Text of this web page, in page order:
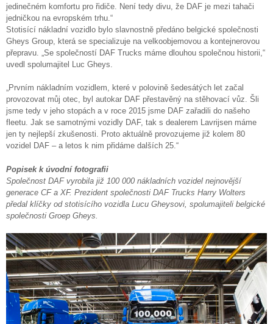
jedinečném komfortu pro řidiče. Není tedy divu, že DAF je mezi tahači
jedničkou na evropském trhu.“
Stotisící nákladní vozidlo bylo slavnostně předáno belgické společnosti
Gheys Group, která se specializuje na velkoobjemovou a kontejnerovou
přepravu. „Se společností DAF Trucks máme dlouhou společnou historii,“
uvedl spolumajitel Luc Gheys.
„Prvním nákladním vozidlem, které v polovině šedesátých let začal
provozovat můj otec, byl autokar DAF přestavěný na stěhovací vůz. Šli
jsme tedy v jeho stopách a v roce 2015 jsme DAF zařadili do našeho
fleetu. Jak se samotnými vozidly DAF, tak s dealerem Lavrijsen máme
jen ty nejlepší zkušenosti. Proto aktuálně provozujeme již kolem 80
vozidel DAF – a letos k nim přidáme dalších 25.“
Popisek k úvodní fotografii
Společnost DAF vyrobila již 100 000 nákladních vozidel nejnovější
generace CF a XF. Prezident společnosti DAF Trucks Harry Wolters
předal klíčky od stotisícího vozidla Lucu Gheysovi, spolumajiteli belgické
společnosti Groep Gheys.